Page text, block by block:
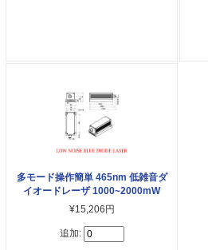
多モード操作簡単 465nm 低雑音ダ
イオードレーザ 1000~2000mW
¥15,206円
追加: